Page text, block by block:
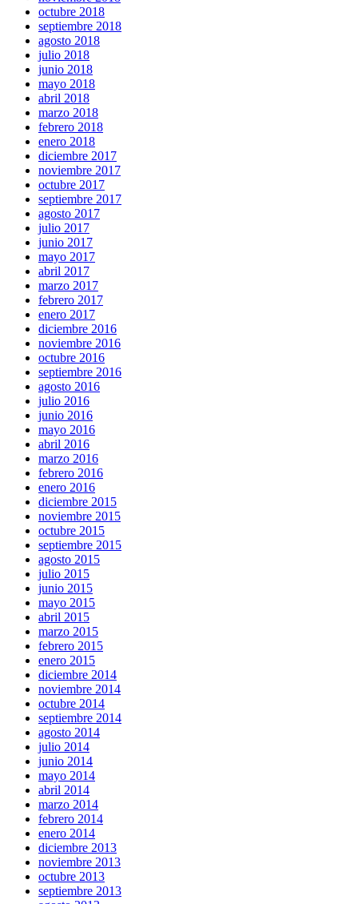
octubre 2018
septiembre 2018
agosto 2018
julio 2018
junio 2018
mayo 2018
abril 2018
marzo 2018
febrero 2018
enero 2018
diciembre 2017
noviembre 2017
octubre 2017
septiembre 2017
agosto 2017
julio 2017
junio 2017
mayo 2017
abril 2017
marzo 2017
febrero 2017
enero 2017
diciembre 2016
noviembre 2016
octubre 2016
septiembre 2016
agosto 2016
julio 2016
junio 2016
mayo 2016
abril 2016
marzo 2016
febrero 2016
enero 2016
diciembre 2015
noviembre 2015
octubre 2015
septiembre 2015
agosto 2015
julio 2015
junio 2015
mayo 2015
abril 2015
marzo 2015
febrero 2015
enero 2015
diciembre 2014
noviembre 2014
octubre 2014
septiembre 2014
agosto 2014
julio 2014
junio 2014
mayo 2014
abril 2014
marzo 2014
febrero 2014
enero 2014
diciembre 2013
noviembre 2013
octubre 2013
septiembre 2013